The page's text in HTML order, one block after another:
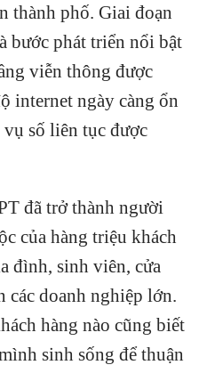
thành phố. Giai đoạn
bước phát triển nổi bật
viễn thông được
internet ngày càng ổn
số liên tục được
đã trở thành người
của hàng triệu khách
đình, sinh viên, cửa
các doanh nghiệp lớn.
hàng nào cũng biết
sinh sống để thuận